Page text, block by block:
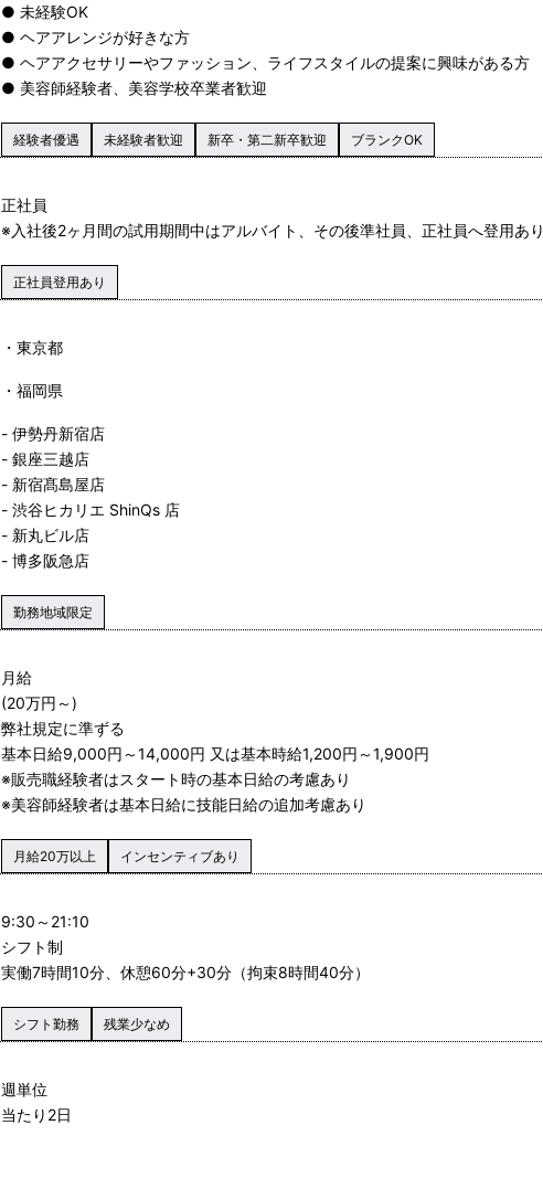
● 未経験OK
● ヘアアレンジが好きな方
● ヘアアクセサリーやファッション、ライフスタイルの提案に興味がある方
● 美容師経験者、美容学校卒業者歓迎
経験者優遇 未経験者歓迎 新卒・第二新卒歓迎 ブランクOK
正社員
※入社後2ヶ月間の試用期間中はアルバイト、その後準社員、正社員へ登用あり
正社員登用あり
東京都
福岡県
- 伊勢丹新宿店
- 銀座三越店
- 新宿髙島屋店
- 渋谷ヒカリエ ShinQs 店
- 新丸ビル店
- 博多阪急店
勤務地域限定
月給
(20万円～)
弊社規定に準ずる
基本日給9,000円～14,000円 又は基本時給1,200円～1,900円
※販売職経験者はスタート時の基本日給の考慮あり
※美容師経験者は基本日給に技能日給の追加考慮あり
月給20万以上 インセンティブあり
9:30～21:10
シフト制
実働7時間10分、休憩60分+30分（拘束8時間40分）
シフト勤務 残業少なめ
週単位
当たり2日